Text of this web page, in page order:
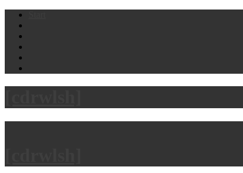
Skip
content